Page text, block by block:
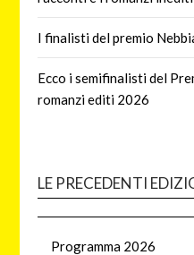
I finalisti del premio
Ecco i semifinalisti del
romanzi editi 2026
LE PRECEDENTI
Programma 2026